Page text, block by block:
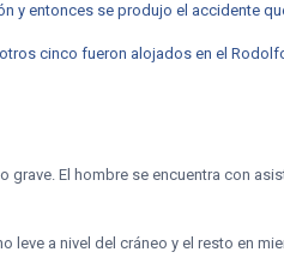
y entonces se produjo el accidente
cinco fueron alojados en el
grave. El hombre se encuentra con
leve a nivel del cráneo y el resto en